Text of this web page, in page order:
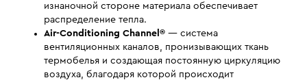
изнаночной стороне материала обеспечивает
распределение тепла.
Air-Conditioning Channel® — система
вентиляционных каналов, пронизывающих ткань
термобелья и создающая постоянную циркуляцию
воздуха, благодаря которой происходит